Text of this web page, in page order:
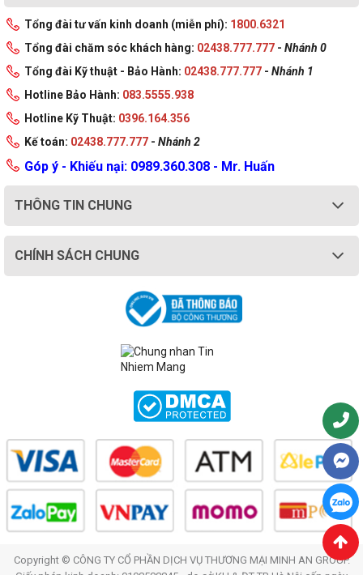
Tổng đài tư vấn kinh doanh (miễn phí): 1800.6321
Tổng đài chăm sóc khách hàng: 02438.777.777 - Nhánh 0
Tổng đài Kỹ thuật - Bảo Hành: 02438.777.777 - Nhánh 1
Hotline Bảo Hành: 083.5555.938
Hotline Kỹ Thuật: 0396.164.356
Kế toán: 02438.777.777 - Nhánh 2
Góp ý - Khiếu nại: 0989.360.308 - Mr. Huấn
THÔNG TIN CHUNG
CHÍNH SÁCH CHUNG
Copyright © CÔNG TY CỔ PHẦN DỊCH VỤ THƯƠNG MẠI MINH AN GROUP.